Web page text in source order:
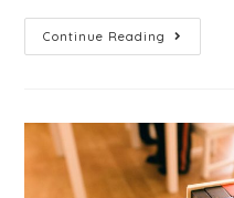
Continue Reading